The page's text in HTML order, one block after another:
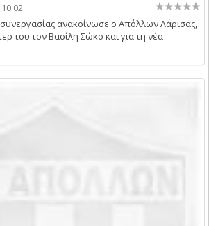
ανακοίνωσε ο Απόλλων Λάρισας,
του τον Βασίλη Σώκο και για τη νέα